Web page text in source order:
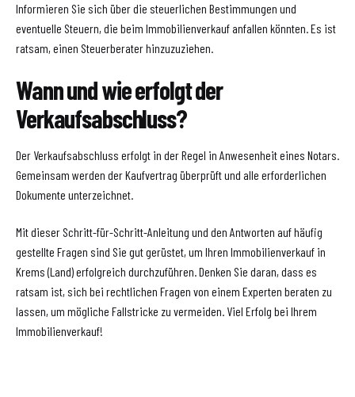
Informieren Sie sich über die steuerlichen Bestimmungen und
eventuelle Steuern, die beim Immobilienverkauf anfallen könnten. Es ist
ratsam, einen Steuerberater hinzuzuziehen.
Wann und wie erfolgt der
Verkaufsabschluss?
Der Verkaufsabschluss erfolgt in der Regel in Anwesenheit eines Notars.
Gemeinsam werden der Kaufvertrag überprüft und alle erforderlichen
Dokumente unterzeichnet.
Mit dieser Schritt-für-Schritt-Anleitung und den Antworten auf häufig
gestellte Fragen sind Sie gut gerüstet, um Ihren Immobilienverkauf in
Krems (Land) erfolgreich durchzuführen. Denken Sie daran, dass es
ratsam ist, sich bei rechtlichen Fragen von einem Experten beraten zu
lassen, um mögliche Fallstricke zu vermeiden. Viel Erfolg bei Ihrem
Immobilienverkauf!